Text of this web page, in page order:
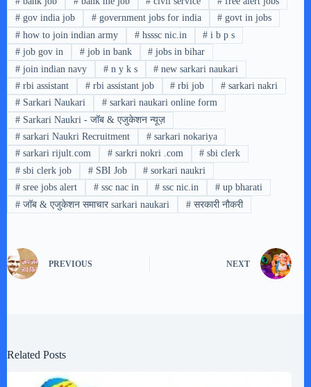
#gov india job #government jobs for india # govt in jobs
#how to join indian army #hsssc nic.in # i b p s
#job gov in #job in bank # jobs in bihar
#join indian navy #n y k s # new sarkari naukari
#rbi assistant #rbi assistant job # rbi job # sarkari nakri
#Sarkari Naukari #sarkari naukari online form
#Sarkari Naukri - जॉब & एजुकेशन न्यूज़
#sarkari Naukri Recruitment #sarkari nokariya
#sarkari rijult.com #sarkri nokri .com # sbi clerk
#sbi clerk job #SBI Job # sorkari naukri
#sree jobs alert #ssc nac in # ssc nic.in # up bharati
#जॉब & एजुकेशन समाचार sarkari naukari #सरकारी नौकरी
PREVIOUS NEXT
Related Posts